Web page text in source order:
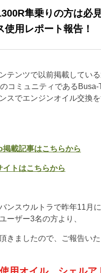
隼乗りの方は
使用レポート報告！
テンツで以前掲載してい
コミュニティであるBusa-
スでエンジンオイル交換
載記事はこちらから
トはこちらから
ンスウルトラで昨年11月
ーザー3名の方より、
きましたので、ご報告いた